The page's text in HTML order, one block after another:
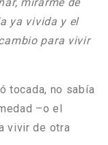
mirarme de
ya vivida y el
para vivir
tocada, no sabía
–o el
vivir de otra